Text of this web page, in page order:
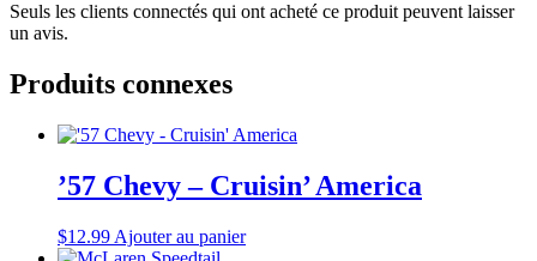
Seuls les clients connectés qui ont acheté ce produit peuvent laisser
un avis.
Produits connexes
’57 Chevy – Cruisin’ America
$12.99 Ajouter au panier